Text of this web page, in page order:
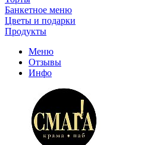
Банкетное меню
Цветы и подарки
Продукты
Меню
Отзывы
Инфо